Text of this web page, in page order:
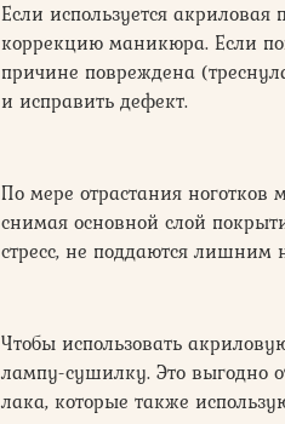
Если используется
коррекцию маникюра. Если
причине повреждена
и исправить дефект.
По мере отрастания
снимая основной слой
стресс, не поддаются лишним
Чтобы использовать
лампу-сушилку. Это выгодно
лака, которые также